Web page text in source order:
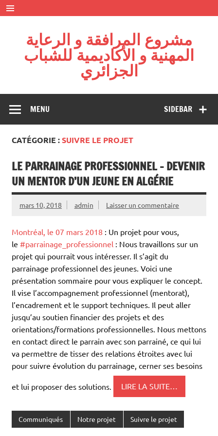
Skip
to
content
مشروع المرافقة و الرعاية
المهنية و الأكاديمية للشباب
الجزائري
Algérienne pour l'Action Citoyenne
SIDEBAR
MENU
CATÉGORIE :SUIVRE LE PROJET
LE PARRAINAGE PROFESSIONNEL – DEVENIR
UN MENTOR D’UN JEUNE EN ALGÉRIE
mars 10, 2018 admin Laisser un commentaire
Montréal, le 07 mars 2018 : Un projet pour vous,
le #parrainage_professionnel : Nous travaillons sur un
projet qui pourrait vous intéresser. Il s’agit du
parrainage professionnel des jeunes. Voici une
présentation sommaire pour vous expliquer le concept.
Il vise l’accompagnement professionnel (mentorat),
l’encadrement et le support techniques. Il peut aller
jusqu’au soutien financier des projets et des
orientations/formations professionnelles. Nous mettons
en contact direct le parrain avec son parrainé, ce qui lui
va permettre de tisser des relations étroites avec lui
pour suivre évolution du parrainage, cerner ses besoins
et lui proposer des solutions. LIRE LA SUITE…
Communiqués Notre projet Suivre le projet